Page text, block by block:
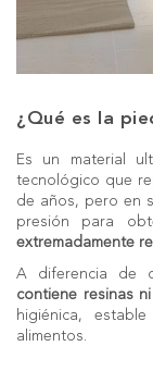
¿Qué es la
Es un material
tecnológico que
de años, pero en
presión para
extremadamente
A diferencia de
contiene resinas
higiénica,
alimentos.